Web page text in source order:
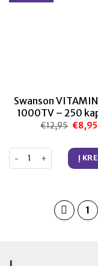
Swanson
1000TV – 250
€12,95
price
€8,95
produkto kiekis: Į
1